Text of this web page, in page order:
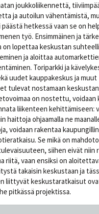
joukkoliikennettä,
ja autoilun vähentämistä,
hetkessä vaan se on
työ. Ensimmäinen ja
on lopettaa keskustan
ja aloittaa
Toriparkki ja
uudet kauppakeskus ja muut
tulevat nostamaan
on nostettu, voidaan
liikenteen kehittämiseen:
haittoja ohjaamalla ne
voidaan rakentaa
Se mikä on
siihen eivät niin
riitä, vaan ensiksi on
takaisin keskustaan ja
liittyvät keskustaratkaisut
pitkässä projektissa.